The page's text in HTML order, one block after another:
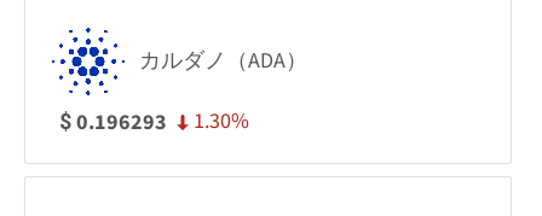
カルダノ（ADA）
$0.196293 1.30%